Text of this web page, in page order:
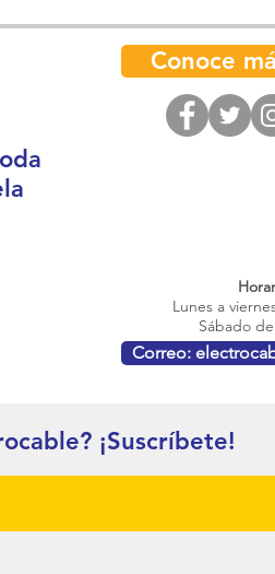
Conoce
Lunes a
Sábado
Correo:
¡Suscríbete!